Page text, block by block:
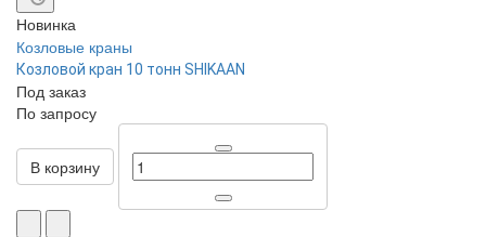
Новинка
Козловые краны
Козловой кран 10 тонн SHIKAAN
Под заказ
По запросу
В корзину